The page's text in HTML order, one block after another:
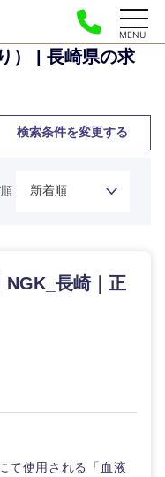
MENU
） | 長崎県の求
検索条件を変更する
NGK_長崎｜正
て使用される「血液